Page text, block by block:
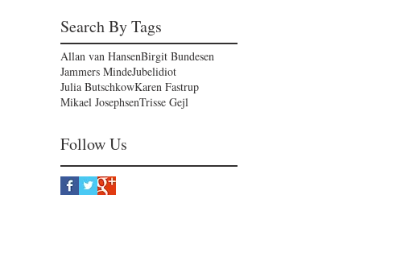
Search By Tags
Allan van HansenBirgit Bundesen
Jammers MindeJubelidiot
Julia ButschkowKaren Fastrup
Mikael JosephsenTrisse Gejl
Follow Us